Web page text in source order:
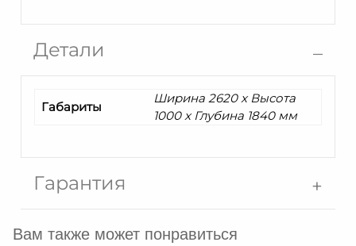
Детали
Габариты
Ширина 2620 x Высота
1000 x Глубина 1840 мм
Гарантия
Вам также может понравиться